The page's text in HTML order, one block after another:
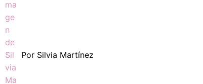
Por Silvia Martínez